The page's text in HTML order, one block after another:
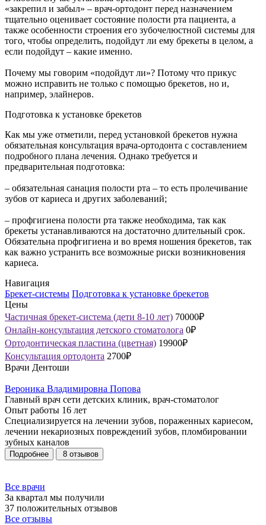
«закрепил и забыл» – врач-ортодонт перед назначением
тщательно оценивает состояние полости рта пациента, а
также особенности строения его зубочелюстной системы для
того, чтобы определить, подойдут ли ему брекеты в целом, а
если подойдут – какие именно.
Почему мы говорим «подойдут ли»? Потому что прикус
можно исправить не только с помощью брекетов, но и,
например, элайнеров.
Подготовка к установке брекетов
Как мы уже отметили, перед установкой брекетов нужна
обязательная консультация врача-ортодонта с составлением
подробного плана лечения. Однако требуется и
предварительная подготовка:
– обязательная санация полости рта – то есть пролечивание
зубов от кариеса и других заболеваний;
– профгигиена полости рта также необходима, так как
брекеты устанавливаются на достаточно длительный срок.
Обязательна профгигиена и во время ношения брекетов, так
как важно устранить все возможные риски возникновения
кариеса.
Навигация
Брекет-системы Подготовка к установке брекетов
Цены
Частичная брекет-система (дети 8-10 лет) 70000₽
Онлайн-консультация детского стоматолога 0₽
Ортодонтическая пластина (цветная) 19900₽
Консультация ортодонта 2700₽
Врачи Дентоши
Вероника Владимировна Попова
Главный врач сети детских клиник, врач-стоматолог
Опыт работы 16 лет
Специализируется на лечении зубов, пораженных кариесом,
лечении некариозных повреждений зубов, пломбировании
зубных каналов
Подробнее 8 отзывов
Все врачи
За квартал мы получили
37 положительных отзывов
Все отзывы